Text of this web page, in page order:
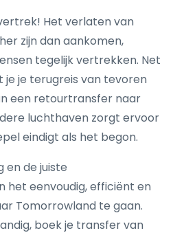
Het verlaten van
zijn dan aankomen,
tegelijk vertrekken. Net
je je terugreis van tevoren
een retourtransfer naar
luchthaven zorgt ervoor
eindigt als het begon.
en de juiste
het eenvoudig, efficiënt en
Tomorrowland te gaan.
boek je transfer van